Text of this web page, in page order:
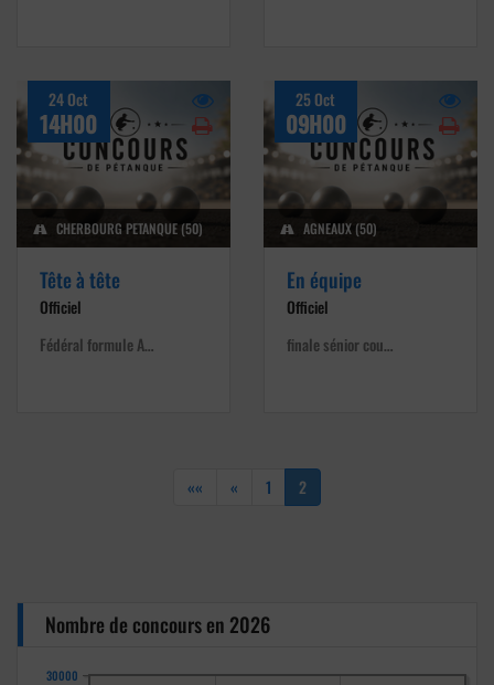
24 Oct
14H00
CHERBOURG PETANQUE (50)
Tête à tête
Officiel
Fédéral formule A…
25 Oct
09H00
AGNEAUX (50)
En équipe
Officiel
finale sénior cou…
«« « 1 2
Nombre de concours en 2026
30000